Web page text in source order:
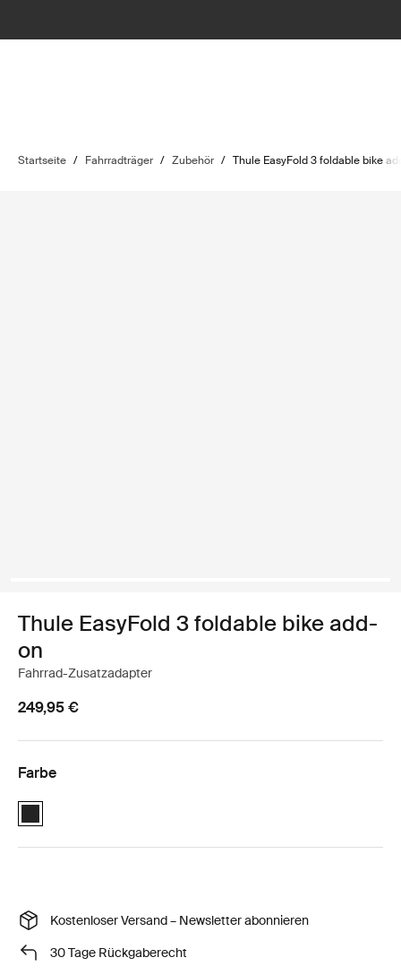
Startseite / Fahrradträger / Zubehör / Thule EasyFold 3 foldable bike
Thule EasyFold 3 foldable bike add-
on
Fahrrad-Zusatzadapter
249,95 €
Farbe
Thule EasyFold 3 foldable bike add-on Schwarz (selected)
Kostenloser Versand – Newsletter abonnieren
30 Tage Rückgaberecht